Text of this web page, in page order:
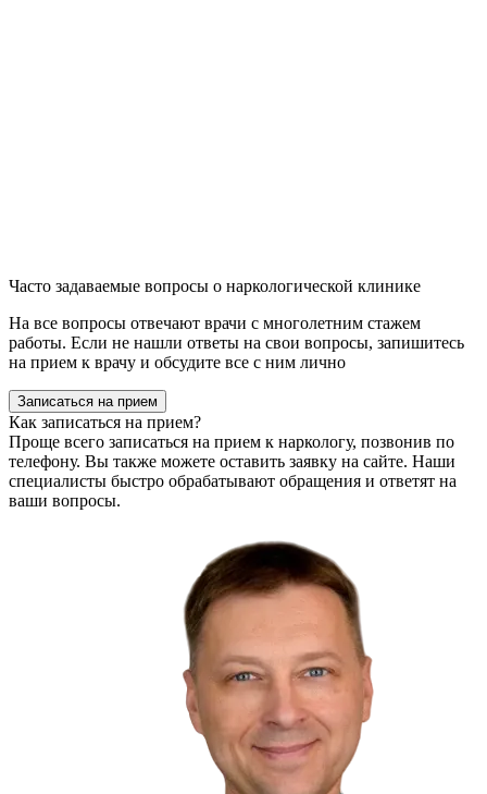
Часто задаваемые вопросы о наркологической клинике
На все вопросы отвечают врачи с многолетним стажем
работы. Если не нашли ответы на свои вопросы, запишитесь
на прием к врачу и обсудите все с ним лично
Записаться на прием
Как записаться на прием?
Проще всего записаться на прием к наркологу, позвонив по
телефону. Вы также можете оставить заявку на сайте. Наши
специалисты быстро обрабатывают обращения и ответят на
ваши вопросы.